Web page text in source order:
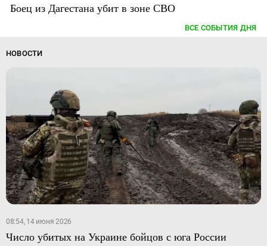
Боец из Дагестана убит в зоне СВО
ВСЕ СОБЫТИЯ ДНЯ
НОВОСТИ
08:54, 14 июня 2026
Число убитых на Украине бойцов с юга России